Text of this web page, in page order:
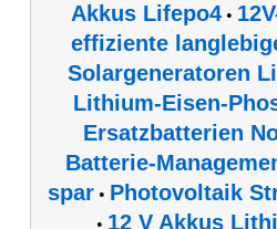
Akkus Lifepo4 •
effiziente
Solargeneratoren
Lithium-Eisen-
Ersatzbatterien
Batterie-
spar• Photovoltaik
• 12 V Akkus